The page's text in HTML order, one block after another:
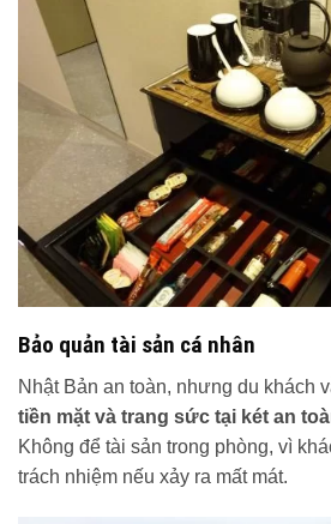
Bảo quản tài sản cá nhân
Nhật Bản an toàn, nhưng du khách
tiền mặt và trang sức tại két an
Không để tài sản trong phòng, vì
trách nhiệm nếu xảy ra mất mát.